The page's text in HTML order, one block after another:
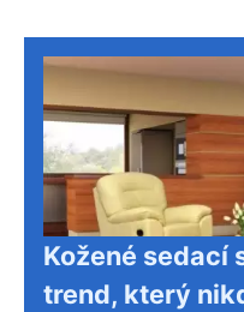
Kožené sedací
trend, který